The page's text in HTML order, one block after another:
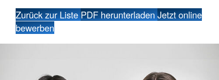
Zurück zur ListePDF herunterladenJetzt online
bewerben